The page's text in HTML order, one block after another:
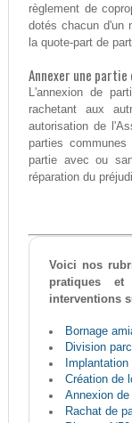
règlement de
dotés chacun d'un
la quote-part de
Annexer une partie
L'annexion de
rachetant aux
autorisation de
parties
partie avec ou
réparation du
Voici nos
pratiques
interventions
Bornage
Division
Création de
Annexion
Rachat de